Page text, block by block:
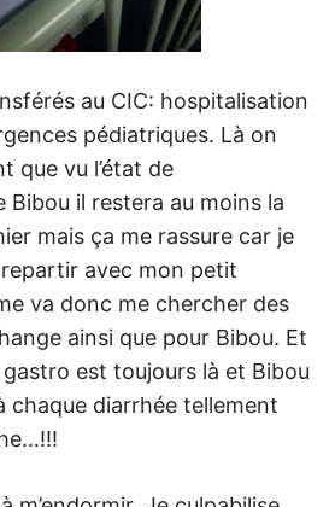
au CIC: hospitalisation
pédiatriques. Là on
que vu l’état de
il restera au moins la
mais ça me rassure car je
avec mon petit
va donc me chercher des
ainsi que pour Bibou. Et
est toujours là et Bibou
chaque diarrhée tellement